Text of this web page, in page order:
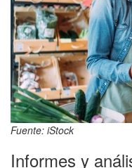
Fuente: iStock
Informes y